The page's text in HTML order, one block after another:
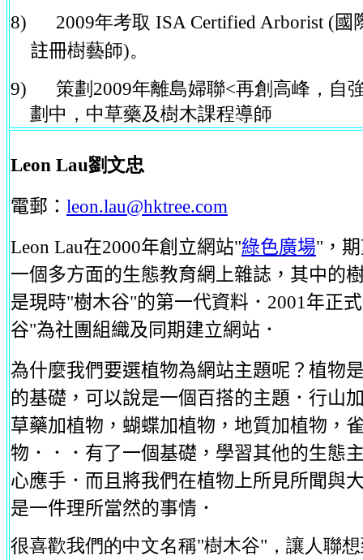
8) 2009年考取 ISA Certified Arborist ( 國
註冊樹藝師)。
9) 策劃 2009年離島婦聯<再創高峰，自
劃中，中草藥及樹木課程導師
Leon Lau劉文忠
電郵： leon.lau@hktree.com
Leon Lau在2000年創立網站"綠色廣場"，
一個多方面的生態教育網上雜誌，其中的
是現時"樹木谷"的第一代資料．2001年正
谷"為社團組織及同期建立網站．
為什麼我們要選植物為網站主題呢？植物
的基礎，可以說是一個百搭的主題．行山
草藥加植物，蝴蝶加植物，地質加植物，
物．．．有了一個基礎，學習其他的生態
心應手．而且將我們在植物上所見所聞與
是一件理所當然的事情．
很喜歡我們的中文名稱"樹木谷"，讓人聯